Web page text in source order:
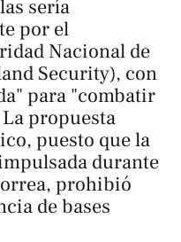
sería
por el
Nacional de
Security), con
para "combatir
propuesta
puesto que la
durante
prohibió
de bases